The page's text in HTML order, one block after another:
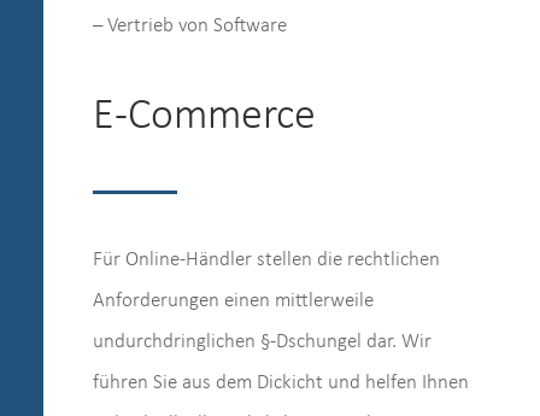
– Vertrieb von Software
E-Commerce
Für Online-Händler stellen die rechtlichen
Anforderungen einen mittlerweile
undurchdringlichen §-Dschungel dar. Wir
führen Sie aus dem Dickicht und helfen Ihnen